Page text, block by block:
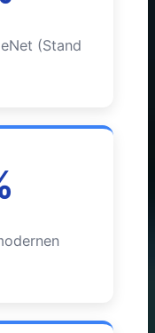
(Stand